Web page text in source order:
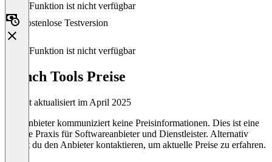
Diese Funktion ist nicht verfügbar
Kostenlose Testversion
Diese Funktion ist nicht verfügbar
Hunch Tools Preise
Zuletzt aktualisiert im April 2025
Der Anbieter kommuniziert keine Preisinformationen. Dies ist eine
übliche Praxis für Softwareanbieter und Dienstleister. Alternativ
kannst du den Anbieter kontaktieren, um aktuelle Preise zu erfahren.